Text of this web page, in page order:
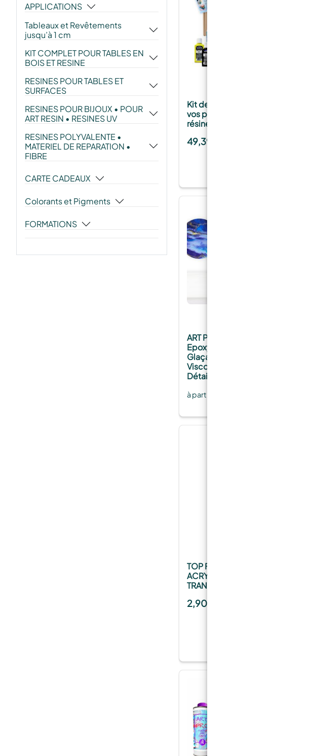
APPLICATIONS
Tableaux et Revêtements
jusqu’à 1 cm
KIT COMPLET POUR TABLES EN
BOIS ET RESINE
RESINES POUR TABLES ET
SURFACES
RESINES POUR BIJOUX • POUR
ART RESIN • RESINES UV
RESINES POLYVALENTE •
MATERIEL DE REPARATION •
FIBRE
CARTE CADEAUX
Colorants et Pigments
FORMATIONS
Kit de créativité: Créez
vos propres plateaux en
résine
49,39
ART PRO DELUXE Résine
Epoxy transparente
Glaçage à Haute
Viscosité : Motifs
Détaillés et Parfait!
à partir de
TOP FINISH LAQUE
ACRYLIQUE – FINITION
TRANSPARENTE
2,90€